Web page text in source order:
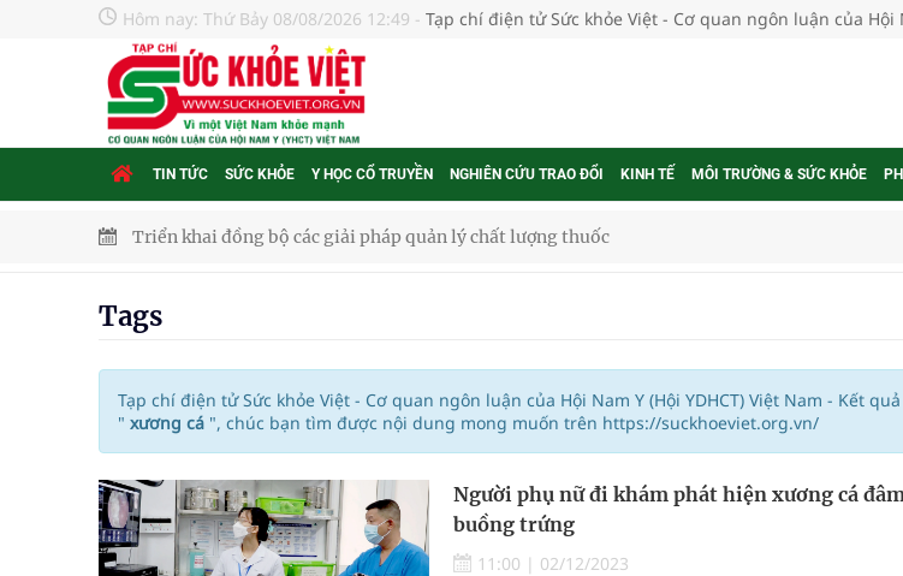
Hôm nay: Thứ Bảy 08/08/2026 12:49 - Tạp chí điện tử Sức khỏe Việt - Cơ quan ngôn luận của Hội
TIN TỨC SỨC KHỎE Y HỌC CỔ TRUYỀN NGHIÊN CỨU TRAO ĐỔI KINH TẾ MÔI TRƯỜNG & SỨC KHỎE
Triển khai đồng bộ các giải pháp quản lý chất lượng thuốc
Đắk Lắk: Đẩy nhanh tiến độ khám sức khỏe định kỳ, khám sàng lọc cho người dân
Tổng hợp những cách trị thâm body nách, bẹn, mông cực hiệu quả
Tỷ lệ tật khúc xạ ở trẻ gia tăng: Khuyến nghị của chuyên gia
Nhiều lợi thế để nâng chất lượng y tế
Tags
Tạp chí điện tử Sức khỏe Việt - Cơ quan ngôn luận của Hội Nam Y (Hội YDHCT) Việt Nam - Kết
" xương cá ", chúc bạn tìm được nội dung mong muốn trên https://suckhoeviet.org.vn/
Người phụ nữ đi khám phát hiện xương cá
buồng trứng
11:00 | 02/12/2023